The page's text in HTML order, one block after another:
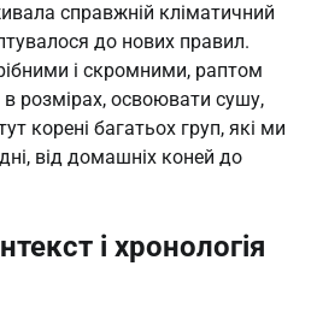
справжній кліматичний
до нових правил.
і скромними, раптом
розмірах, освоювати сушу,
корені багатьох груп, які ми
від домашніх коней до
і хронологія